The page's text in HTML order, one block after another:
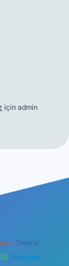
için admin
Teams:
Telegram: